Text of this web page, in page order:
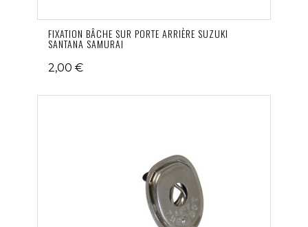
FIXATION BÂCHE SUR PORTE ARRIÈRE SUZUKI
SANTANA SAMURAI
2,00 €